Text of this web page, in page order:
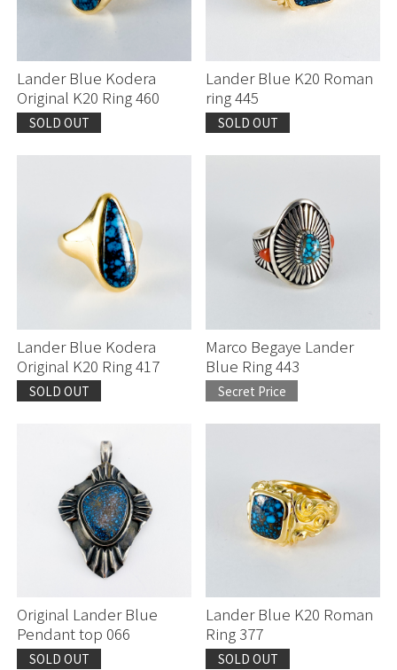
Lander Blue Kodera
Original K20 Ring 460
SOLD OUT
Lander Blue K20 Roman
ring 445
SOLD OUT
Lander Blue Kodera
Original K20 Ring 417
SOLD OUT
Marco Begaye Lander
Blue Ring 443
Secret Price
Original Lander Blue
Pendant top 066
SOLD OUT
Lander Blue K20 Roman
Ring 377
SOLD OUT
お買い物を続ける カートへ進む
お買い物を続ける カートへ進む